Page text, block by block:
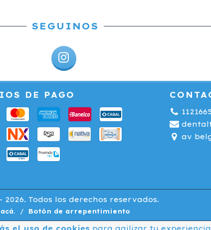
SEGUINOS
DE PAGO
av
Todos los derechos reservados.
/ Botón de arrepentimiento